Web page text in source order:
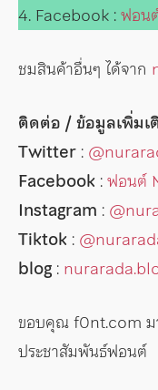
4. Facebook :ฟอน
ชมสินค้าอื่นๆ ได้จาก
ติดต่อ / ข้อมูลเพิ่มเ
Twitter :
Facebook :ฟอนต์
Instagram :
Tiktok :
blog :
ขอบคุณ f0nt.com ม
ประชาสัมพันธ์ฟอนต์